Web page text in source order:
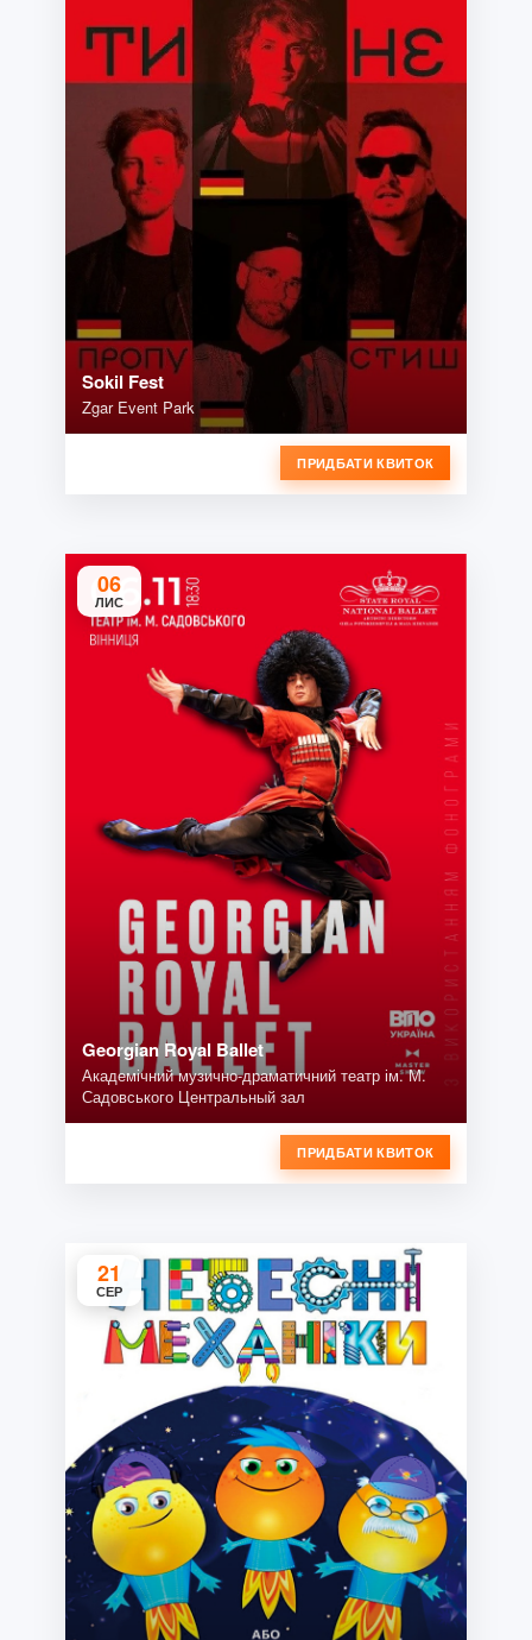
Sokil Fest
Zgar Event Park
ПРИДБАТИ КВИТОК
06
ЛИС
Georgian Royal Ballet
Академічний музично-драматичний театр ім. М.
Садовського Центральный зал
ПРИДБАТИ КВИТОК
21
СЕР